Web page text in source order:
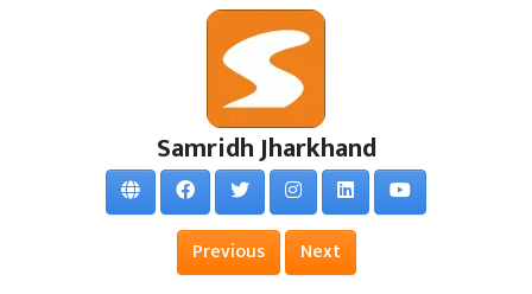
Samridh Jharkhand
Previous Next